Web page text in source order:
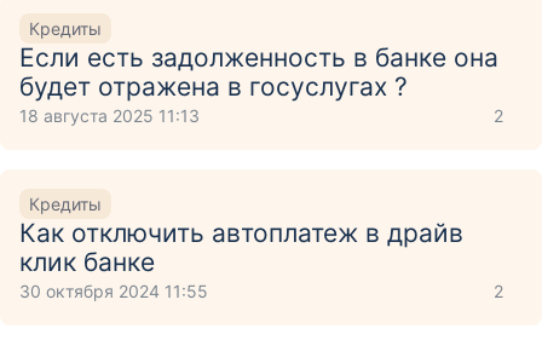
Кредиты
Если есть задолженность в банке она
будет отражена в госуслугах ?
18 августа 2025 11:13 2
Кредиты
Как отключить автоплатеж в драйв
клик банке
30 октября 2024 11:55 2